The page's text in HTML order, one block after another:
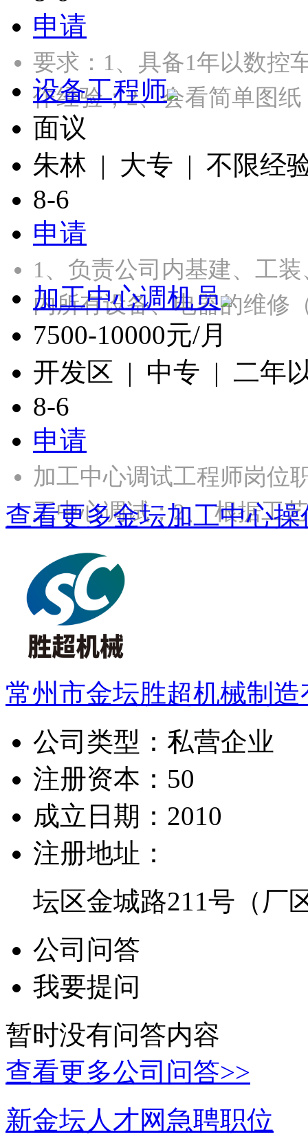
申请
要求：1、具备1年以数控
作经验；2、会看简单图
设备工程师
面议
朱林 | 大专 | 不限经
8-6
申请
1、负责公司内基建、工
内所有设备、电器的维
加工中心调机员
7500-10000元/月
开发区 | 中专 | 二年
8-6
申请
加工中心调试工程师岗位
工中心调试；2、 根据工
查看更多金坛加工中心
常州市金坛胜超机械制
公司类型： 私营企业
注册资本： 50
成立日期： 2010
注册地址：
坛区金城路211号（厂
公司问答
我要提问
暂时没有问答内容
查看更多公司问答>>
新金坛人才网急聘职位